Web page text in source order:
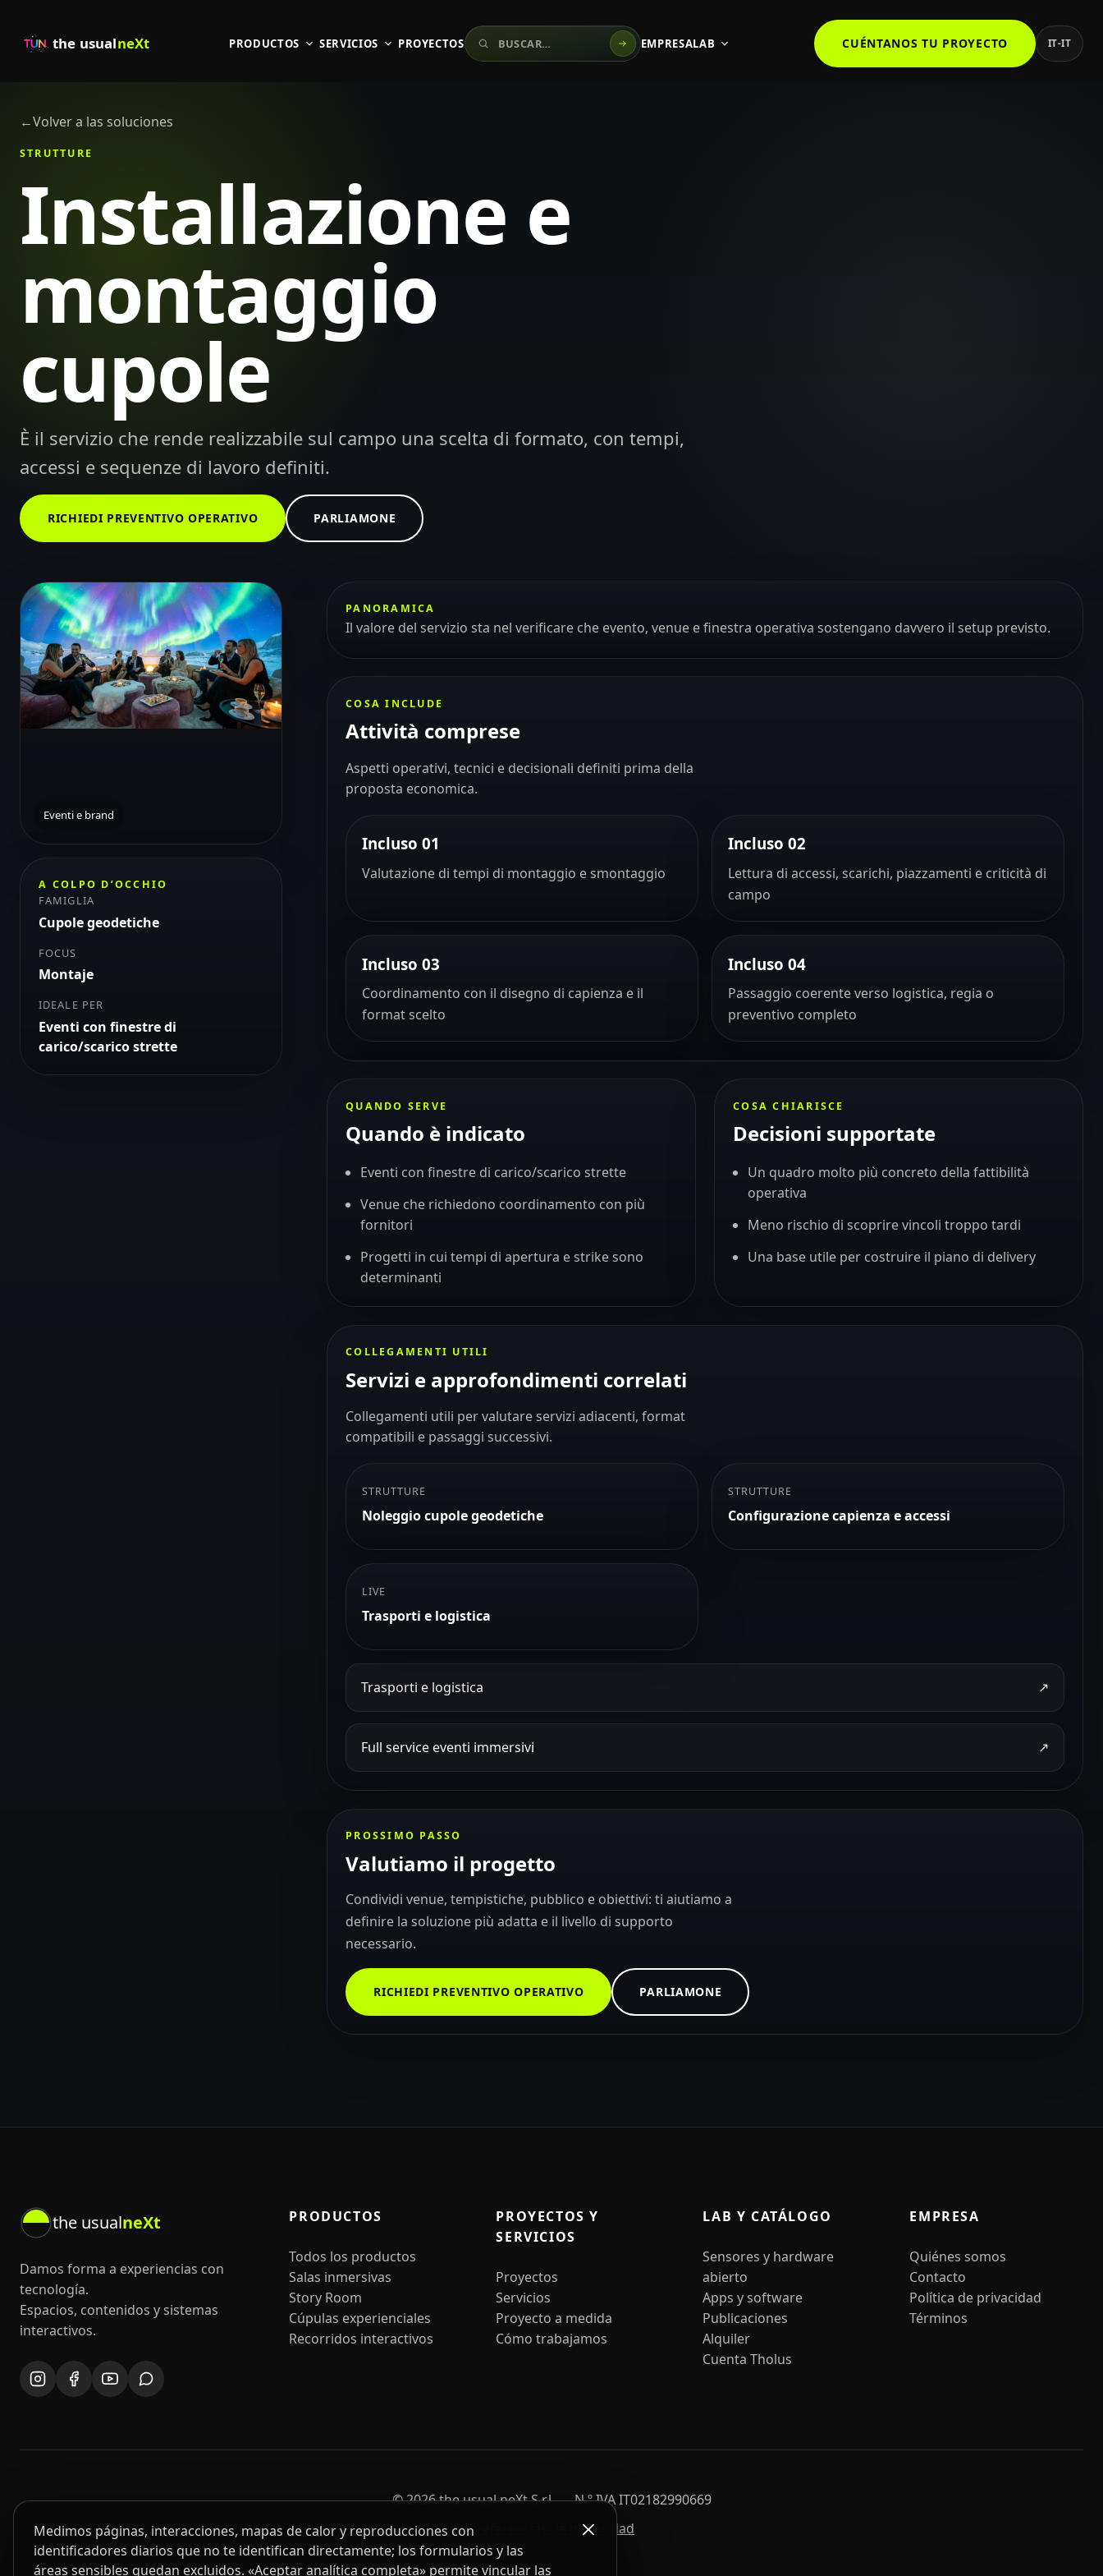
the usualneXt PRODUCTOS SERVICIOS PROYECTOSBuscar en el sitio EMPRESALAB CUÉNTANOS TU PROYECTO IT-IT
←Volver a las soluciones
STRUTTURE
Installazione e
montaggio
cupole
È il servizio che rende realizzabile sul campo una scelta di formato, con tempi,
accessi e sequenze di lavoro definiti.
RICHIEDI PREVENTIVO OPERATIVO PARLIAMONE
Eventi e brand
A COLPO D’OCCHIO
FAMIGLIA
Cupole geodetiche
FOCUS
Montaje
IDEALE PER
Eventi con finestre di
carico/scarico strette
PANORAMICA
Il valore del servizio sta nel verificare che evento, venue e finestra operativa sostengano davvero il setup previsto.
COSA INCLUDE
Attività comprese
Aspetti operativi, tecnici e decisionali definiti prima della
proposta economica.
Incluso 01
Valutazione di tempi di montaggio e smontaggio
Incluso 02
Lettura di accessi, scarichi, piazzamenti e criticità di
campo
Incluso 03
Coordinamento con il disegno di capienza e il
format scelto
Incluso 04
Passaggio coerente verso logistica, regia o
preventivo completo
QUANDO SERVE
Quando è indicato
Eventi con finestre di carico/scarico strette
Venue che richiedono coordinamento con più
fornitori
Progetti in cui tempi di apertura e strike sono
determinanti
COSA CHIARISCE
Decisioni supportate
Un quadro molto più concreto della fattibilità
operativa
Meno rischio di scoprire vincoli troppo tardi
Una base utile per costruire il piano di delivery
COLLEGAMENTI UTILI
Servizi e approfondimenti correlati
Collegamenti utili per valutare servizi adiacenti, format
compatibili e passaggi successivi.
STRUTTURE
Noleggio cupole geodetiche
STRUTTURE
Configurazione capienza e accessi
LIVE
Trasporti e logistica
Trasporti e logistica ↗
Full service eventi immersivi ↗
PROSSIMO PASSO
Valutiamo il progetto
Condividi venue, tempistiche, pubblico e obiettivi: ti aiutiamo a
definire la soluzione più adatta e il livello di supporto
necessario.
RICHIEDI PREVENTIVO OPERATIVO PARLIAMONE
the usualneXt
Damos forma a experiencias con
tecnología.
Espacios, contenidos y sistemas
interactivos.
PRODUCTOS
Todos los productos
Salas inmersivas
Story Room
Cúpulas experienciales
Recorridos interactivos
PROYECTOS Y
SERVICIOS
Proyectos
Servicios
Proyecto a medida
Cómo trabajamos
LAB Y CATÁLOGO
Sensores y hardware
abierto
Apps y software
Publicaciones
Alquiler
Cuenta Tholus
EMPRESA
Quiénes somos
Contacto
Política de privacidad
Términos
© 2026 the usual neXt S.r.l. — N.º IVA IT02182990669
Preferencias de privacidad
Medimos páginas, interacciones, mapas de calor y reproducciones con
identificadores diarios que no te identifican directamente; los formularios y las
áreas sensibles quedan excluidos. «Aceptar analítica completa» permite vincular las